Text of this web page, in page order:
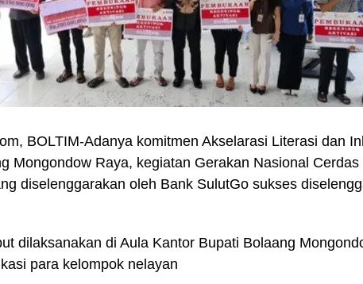
BOLTIM-Adanya komitmen Akselarasi Literasi dan
Mongondow Raya, kegiatan Gerakan Nasional Cerdas
diselenggarakan oleh Bank SulutGo sukses
dilaksanakan di Aula Kantor Bupati Bolaang
para kelompok nelayan